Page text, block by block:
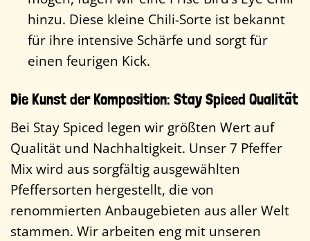
hinzu. Diese kleine Chili-Sorte ist bekannt
für ihre intensive Schärfe und sorgt für
einen feurigen Kick.
Die Kunst der Komposition: Stay Spiced Qualität
Bei Stay Spiced legen wir größten Wert auf
Qualität und Nachhaltigkeit. Unser 7 Pfeffer
Mix wird aus sorgfältig ausgewählten
Pfeffersorten hergestellt, die von
renommierten Anbaugebieten aus aller Welt
stammen. Wir arbeiten eng mit unseren